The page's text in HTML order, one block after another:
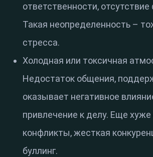
ответственности,
Такая неопределенность –
стресса.
Холодная или токсичная
Недостаток общения,
оказывает негативное
привлечение к делу. Еще
конфликты, жесткая
буллинг.